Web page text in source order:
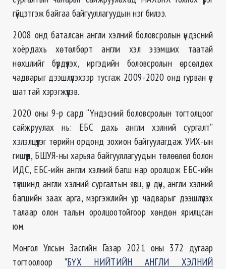
гүйцэтгэж байгаа байгууллагуудын нэг билээ.
2008 онд баталсан англи хэлний боловсролын үндэсний
хоёрдахь хөтөлбөрт англи хэл эзэмших таатай
нөхцлийг бүрдүүлэх, иргэдийн боловсролын өрсөлдөх
чадварыг дээшлүүлэхээр тусгаж 2009-2020 онд гурван үе
шаттай хэрэгжүүлэв.
2020 оны 9-р сард “Үндэсний боловсролын тогтолцоог
сайжруулах нь: ЕБС дахь англи хэлний сургалт”
хэлэлцүүлэг төрийн ордонд зохион байгуулагдаж УИХ-ын
гишүүд, БШУЯ-ны харьяа байгууллагуудын төлөөлөл болон
ИДС, ЕБС-ийн англи хэлний багш нар оролцож ЕБС-ийн
түвшинд англи хэлний сургалтын явц, үр дүн, англи хэлний
багшийн заах арга, мэргэжлийн ур чадварыг дээшлүүлэх
талаар олон талын оролцоотойгоор хөндөн ярилцсан
юм.
Монгол Улсын Засгийн Газар 2021 оны 372 дугаар
тогтоолоор "БҮХ НИЙТИЙН АНГЛИ ХЭЛНИЙ